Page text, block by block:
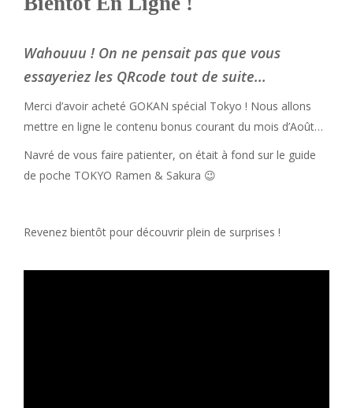
Wahouuu ! On ne pensait pas que vous
essayeriez les QRcode tout de suite...
Merci d’avoir acheté GOKAN spécial Tokyo ! Nous allons
mettre en ligne le contenu bonus courant du mois d’Août…
Navré de vous faire patienter, on était à fond sur le guide
de poche TOKYO Ramen & Sakura 😉
Revenez bientôt pour découvrir plein de surprises !